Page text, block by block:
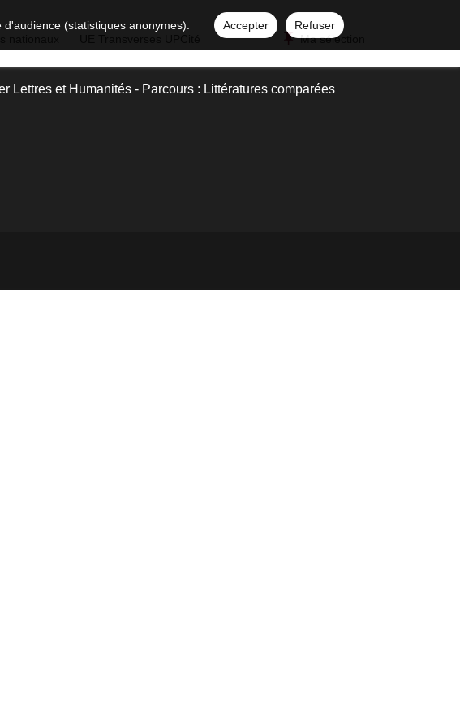
(statistiques anonymes). Accepter
Refuser
Ma sélection
Lettres et Humanités - Parcours : Littératures comparées